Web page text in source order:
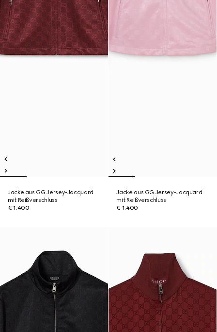
Jacke aus GG Jersey-Jacquard
mit Reißverschluss
€ 1.400
Jacke aus GG Jersey-Jacquard
mit Reißverschluss
€ 1.400